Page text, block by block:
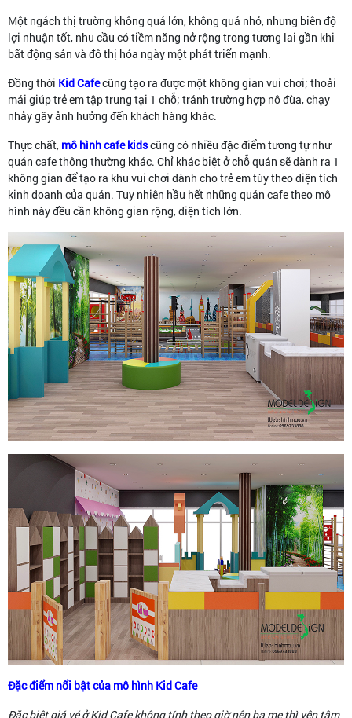
Một ngách thị trường không quá lớn, không quá nhỏ, nhưng biên độ
lợi nhuận tốt, nhu cầu có tiềm năng nở rộng trong tương lai gần khi
bất động sản và đô thị hóa ngày một phát triển mạnh.
Đồng thời Kid Cafecũng tạo ra được một không gian vui chơi; thoải
mái giúp trẻ em tập trung tại 1 chỗ; tránh trường hợp nô đùa, chạy
nhảy gây ảnh hưởng đến khách hàng khác.
Thực chất, mô hình cafe kidscũng có nhiều đặc điểm tương tự như
quán cafe thông thường khác. Chỉ khác biệt ở chỗ quán sẽ dành ra 1
không gian để tạo ra khu vui chơi dành cho trẻ em tùy theo diện tích
kinh doanh của quán. Tuy nhiên hầu hết những quán cafe theo mô
hình này đều cần không gian rộng, diện tích lớn.
Đặc điểm nổi bật của mô hình Kid Cafe
Đặc biệt giá vé ở Kid Cafe không tính theo giờ nên ba mẹ thì yên tâm